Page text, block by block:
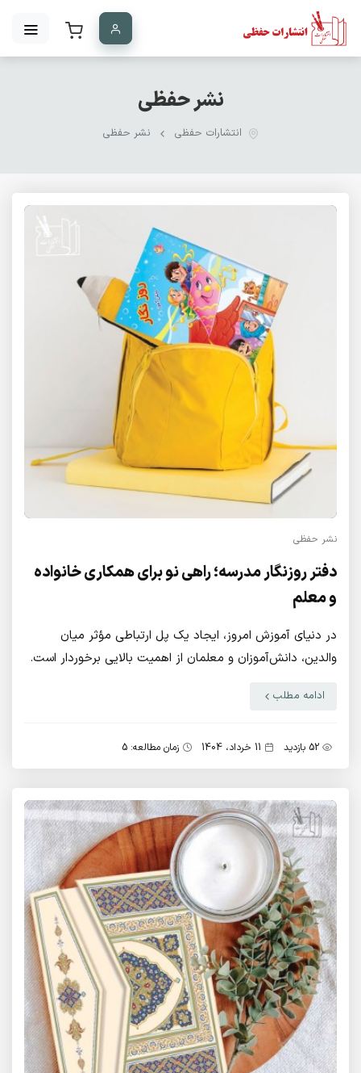
نشر حفظی
انتشارات حفظی نشر حفظی
نشر حفظی
دفتر روزنگار مدرسه؛ راهی نو برای همکاری خانواده
و معلم
در دنیای آموزش امروز، ایجاد یک پل ارتباطی مؤثر میان
والدین، دانش‌آموزان و معلمان از اهمیت بالایی برخوردار است.
است که با طراحی جذاب و کارکردی دقیق، این نیاز را به بهترین
ادامه مطلب
52 بازدید 11 خرداد، 1404 زمان مطالعه: 5